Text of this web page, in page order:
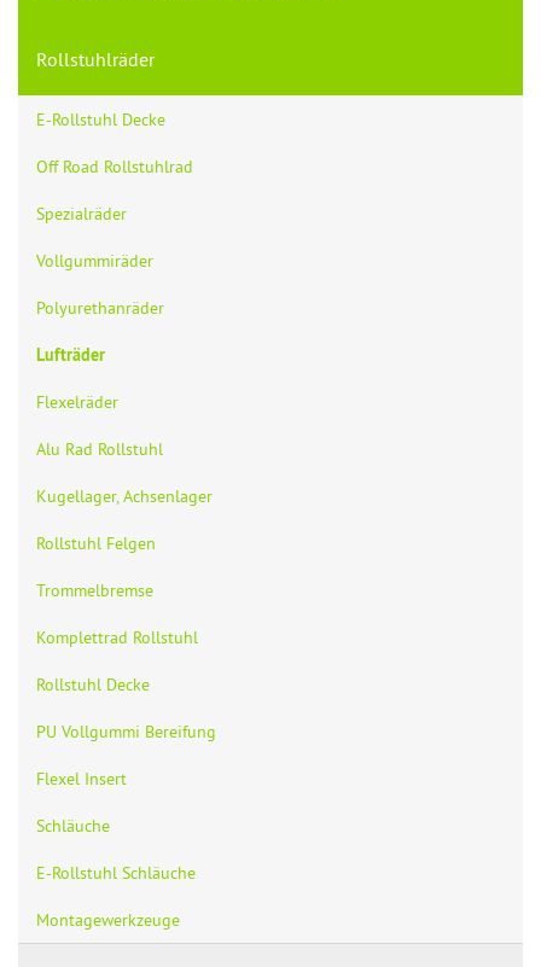
Rollstuhlräder
E-Rollstuhl Decke
Off Road Rollstuhlrad
Spezialräder
Vollgummiräder
Polyurethanräder
Lufträder
Flexelräder
Alu Rad Rollstuhl
Kugellager, Achsenlager
Rollstuhl Felgen
Trommelbremse
Komplettrad Rollstuhl
Rollstuhl Decke
PU Vollgummi Bereifung
Flexel Insert
Schläuche
E-Rollstuhl Schläuche
Montagewerkzeuge